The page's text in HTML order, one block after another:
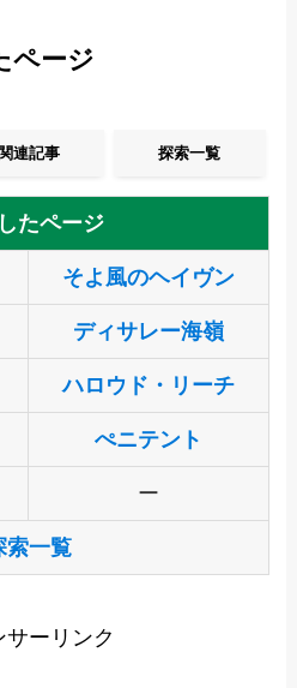
ページ
関連記事 探索一覧
たページ
そよ風のヘイヴン
ディサレー海嶺
ハロウド・リーチ
ぺニテント
ー
索一覧
サーリンク